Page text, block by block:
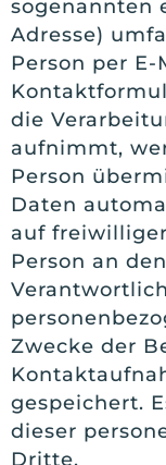
sogenannten
Adresse)
Person per
die
aufnimmt,
Person
Daten
auf
Person an
Zwecke der
gespeichert.
dieser
Dritte.